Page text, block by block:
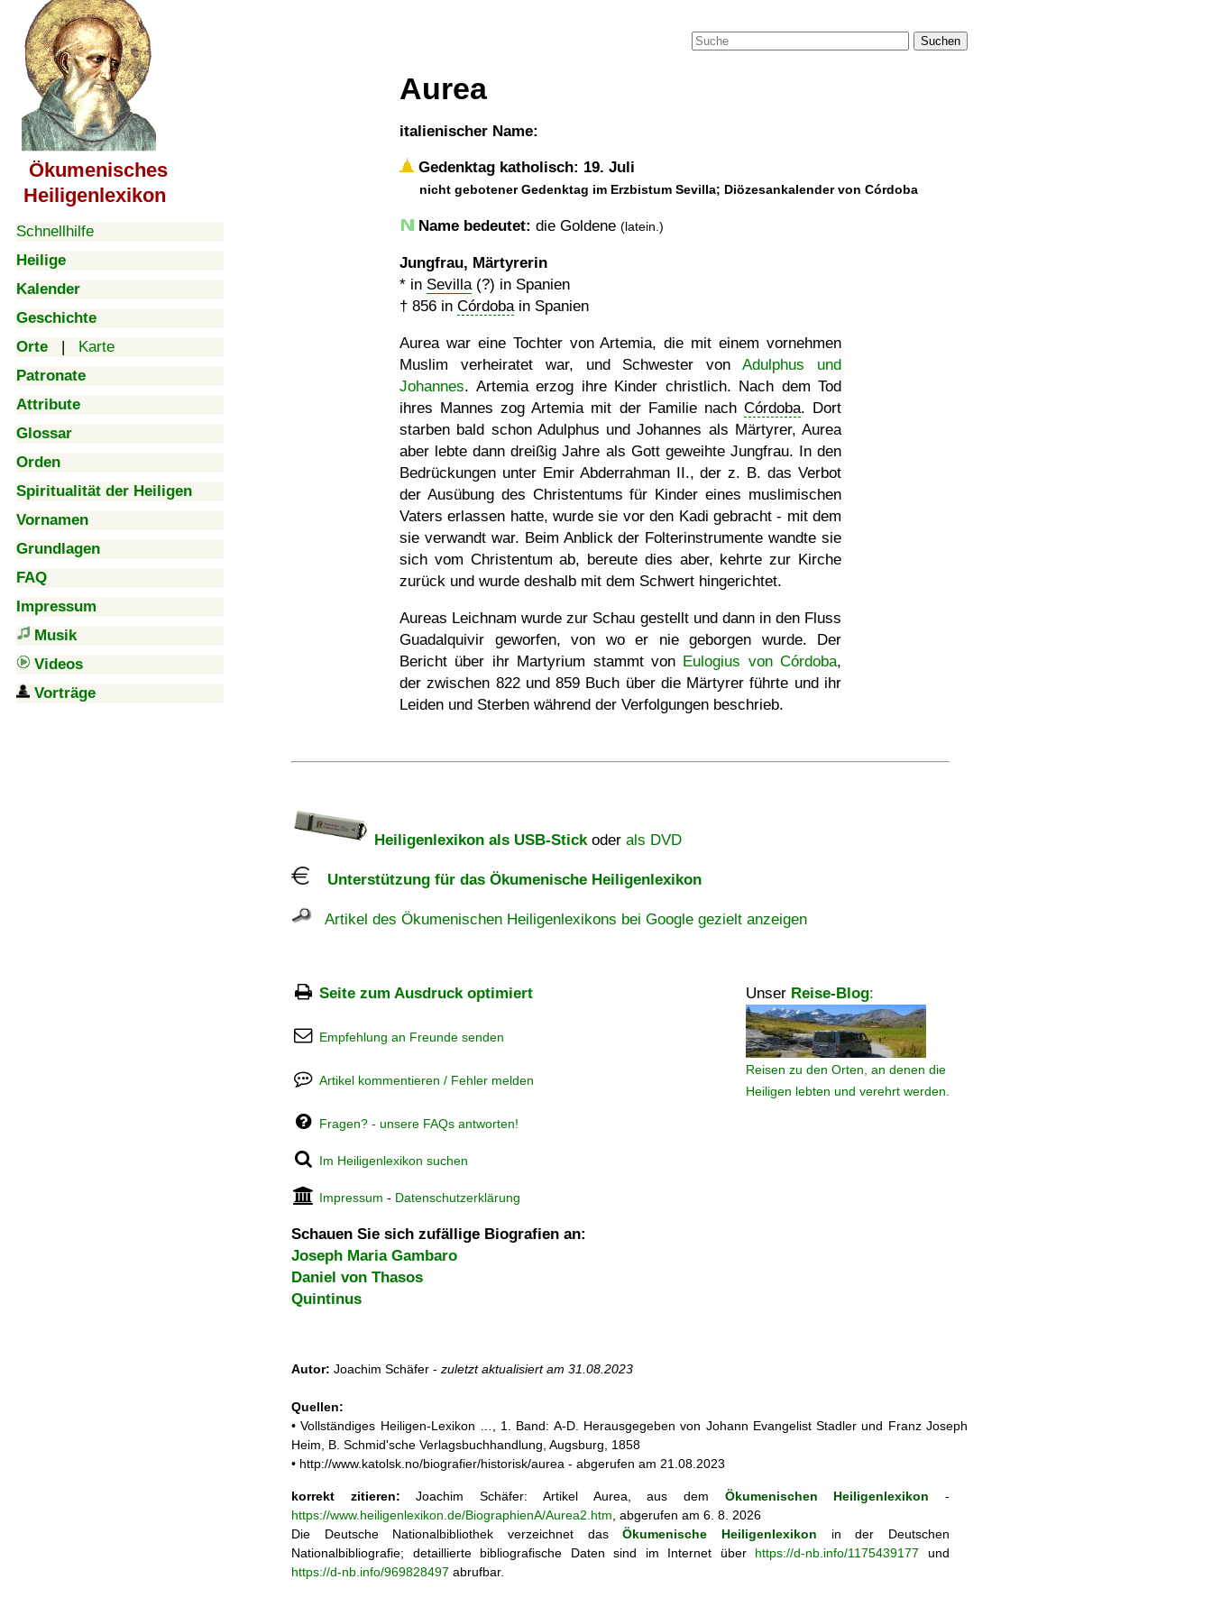
Ökumenisches
Heiligenlexikon
Schnellhilfe
Heilige
Kalender
Geschichte
Orte | Karte
Patronate
Attribute
Glossar
Orden
Spiritualität der Heiligen
Vornamen
Grundlagen
FAQ
Impressum
Musik
Videos
Vorträge
Suchen
Aurea
italienischer Name:
Gedenktag katholisch: 19. Juli
nicht gebotener Gedenktag im Erzbistum Sevilla; Diözesankalender von Córdoba
Name bedeutet: die Goldene (latein.)
Jungfrau, Märtyrerin
* in Sevilla(?) in Spanien
† 856 in Córdobain Spanien
Aurea war eine Tochter von Artemia, die mit einem vornehmen
Muslim verheiratet war, und Schwester vonAdulphus und
Johannes. Artemia erzog ihre Kinder christlich. Nach dem Tod
ihres Mannes zog Artemia mit der Familie nach Córdoba. Dort
starben bald schon Adulphus und Johannes als Märtyrer, Aurea
aber lebte dann dreißig Jahre als Gott geweihte Jungfrau. In den
Bedrückungen unter Emir Abderrahman II., der z. B. das Verbot
der Ausübung des Christentums für Kinder eines muslimischen
Vaters erlassen hatte, wurde sie vor den Kadi gebracht - mit dem
sie verwandt war. Beim Anblick der Folterinstrumente wandte sie
sich vom Christentum ab, bereute dies aber, kehrte zur Kirche
zurück und wurde deshalb mit dem Schwert hingerichtet.
Aureas Leichnam wurde zur Schau gestellt und dann in den Fluss
Guadalquivir geworfen, von wo er nie geborgen wurde. Der
Bericht über ihr Martyrium stammt von Eulogius von Córdoba,
der zwischen 822 und 859 Buch über die Märtyrer führte und ihr
Leiden und Sterben während der Verfolgungen beschrieb.
Heiligenlexikon als USB-Stickoder als DVD
Unterstützung für das Ökumenische Heiligenlexikon
Artikel des Ökumenischen Heiligenlexikons bei Google gezielt anzeigen
Seite zum Ausdruck optimiert Unser Reise-Blog:
Reisen zu den Orten, an denen die
Heiligen lebten und verehrt werden.
Empfehlung an Freunde senden
Artikel kommentieren / Fehler melden
Fragen? - unsere FAQs antworten!
Im Heiligenlexikon suchen
Impressum - Datenschutzerklärung
Schauen Sie sich zufällige Biografien an:
Joseph Maria Gambaro
Daniel von Thasos
Quintinus
Autor: Joachim Schäfer - zuletzt aktualisiert am 31.08.2023
Quellen:
• Vollständiges Heiligen-Lexikon …, 1. Band: A-D. Herausgegeben von Johann Evangelist Stadler und Franz Joseph
Heim, B. Schmid'sche Verlagsbuchhandlung, Augsburg, 1858
• http://www.katolsk.no/biografier/historisk/aurea - abgerufen am 21.08.2023
korrekt zitieren: Joachim Schäfer: Artikel Aurea, aus dem Ökumenischen Heiligenlexikon -
https://www.heiligenlexikon.de/BiographienA/Aurea2.htm , abgerufen am 6. 8. 2026
Die Deutsche Nationalbibliothek verzeichnet dasÖkumenische Heiligenlexikon in der Deutschen
Nationalbibliografie; detaillierte bibliografische Daten sind im Internet über https://d-nb.info/1175439177 und
https://d-nb.info/969828497 abrufbar.